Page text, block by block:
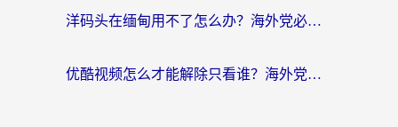
洋码头在缅甸用不了怎么办？海外党必备回国加速指南，解决追剧购物生活服务难题
优酷视频怎么才能解除只看谁？海外党亲测有效的追剧自由指南